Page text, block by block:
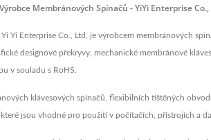
Membránových Spínačů - YiYi Enterprise
Yi Enterprise Co., Ltd. je výrobcem membránových
designové překryvy, mechanické membránové
v souladu s RoHS.
klávesových spínačů, flexibilních tištěných
jsou vhodné pro použití v počítačích, přístrojích a